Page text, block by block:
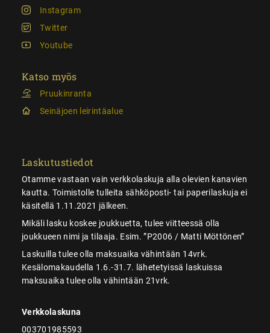
Instagram
Twitter
Youtube
Katso myös
Pruukinranta
Seinäjoen leirintäalue
Laskutustiedot
Otamme vastaan vain verkkolaskuja alla olevien kanavien
kautta. Toimistolle tulleita sähköposti- tai paperilaskuja ei
käsitellä 1.11.2021 jälkeen.
Mikäli lasku koskee joukkuetta, tulee viitteessä olla
joukkueen nimi ja tilaaja. Esim. ”P2006 / Matti Möttönen”
Laskuilla tulee olla maksuaika vähintään 14vrk.
Kesälomakaudella 1.6.-31.7. lähetetyissä laskuissa
maksuaika tulee olla vähintään 21vrk.
Verkkolaskuna
003701985593